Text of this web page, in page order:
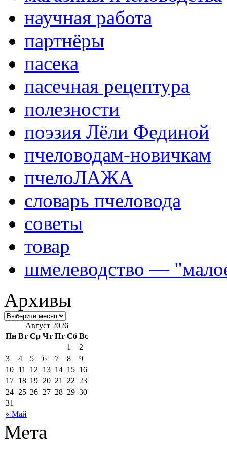
научная работа
партнёры
пасека
пасечная рецептура
полезности
поэзия Лёли Фединой
пчеловодам-новичкам
пчелоЛАЖА
словарь пчеловода
советы
товар
шмелеводство —
Архивы
Август 2026
Пн Вт Ср Чт Пт Сб Вс
« Май
1
2
3
4 5 6 7 8
9
10 11 12 13 14 15 16
17 18 19 20 21 22 23
24 25 26 27 28 29 30
31
Мета